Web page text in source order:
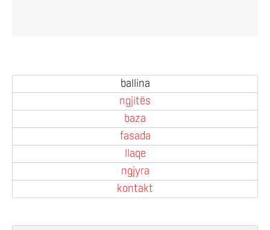
ballina
ngjitës
baza
fasada
llaqe
ngjyra
kontakt